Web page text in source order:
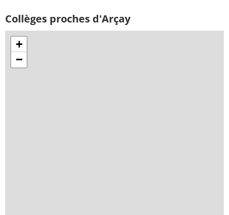
Collèges proches d'Arçay
+
−